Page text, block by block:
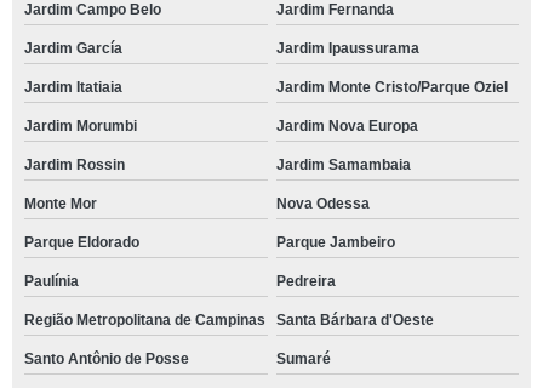
Jardim Campo Belo Jardim Fernanda
Jardim García Jardim Ipaussurama
Jardim Itatiaia Jardim Monte Cristo/Parque Oziel
Jardim Morumbi Jardim Nova Europa
Jardim Rossin Jardim Samambaia
Monte Mor Nova Odessa
Parque Eldorado Parque Jambeiro
Paulínia Pedreira
Região Metropolitana de Campinas Santa Bárbara d'Oeste
Santo Antônio de Posse Sumaré